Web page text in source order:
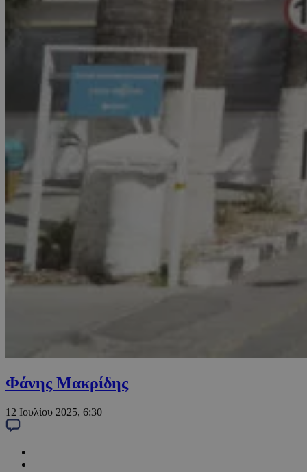
Φάνης Μακρίδης
12 Ιουλίου 2025, 6:30